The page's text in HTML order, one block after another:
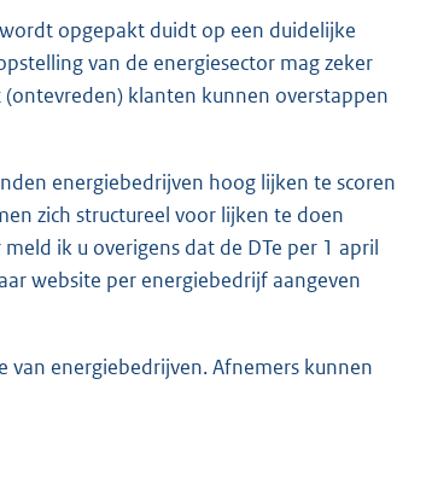
opgepakt duidt op een duidelijke
van de energiesector mag zeker
klanten kunnen overstappen
energiebedrijven hoog lijken te scoren
zich structureel voor lijken te doen
ik u overigens dat de DTe per 1 april
website per energiebedrijf aangeven
van energiebedrijven. Afnemers kunnen